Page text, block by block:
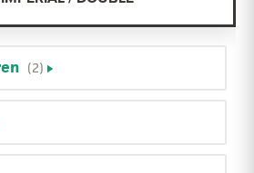
(2)